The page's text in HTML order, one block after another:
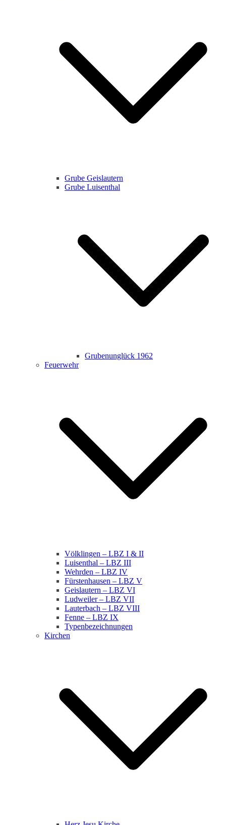
Grube Geislautern
Grube Luisenthal
Grubenunglück 1962
Feuerwehr
Völklingen – LBZ I & II
Luisenthal – LBZ III
Wehrden – LBZ IV
Fürstenhausen – LBZ V
Geislautern – LBZ VI
Ludweiler – LBZ VII
Lauterbach – LBZ VIII
Fenne – LBZ IX
Typenbezeichnungen
Kirchen